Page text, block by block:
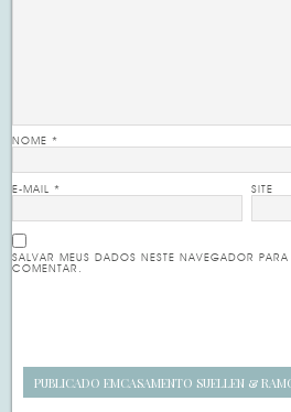
NOME*
E-MAIL* SITE
SALVAR MEUS DADOS NESTE NAVEGADOR
COMENTAR.
PUBLICADO EMCASAMENTO SUELLEN &